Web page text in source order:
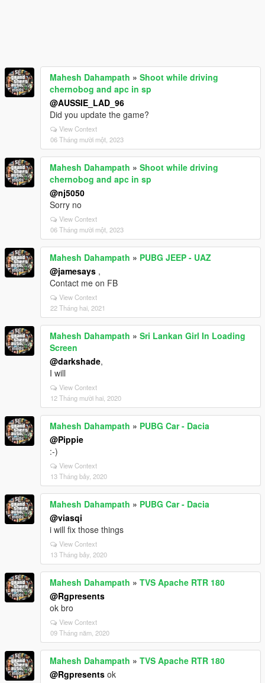
Mahesh Dahampath » Shoot while driving
chernobog and apc in sp
@AUSSIE_LAD_96
Did you update the game?
View Context
06 Tháng mười một, 2023
Mahesh Dahampath » Shoot while driving
chernobog and apc in sp
@nj5050
Sorry no
View Context
06 Tháng mười một, 2023
Mahesh Dahampath » PUBG JEEP - UAZ
@jamesays ,
Contact me on FB
View Context
22 Tháng hai, 2021
Mahesh Dahampath » Sri Lankan Girl In Loading
Screen
@darkshade,
I will
View Context
12 Tháng mười hai, 2020
Mahesh Dahampath » PUBG Car - Dacia
@Pippie
:-)
View Context
13 Tháng bảy, 2020
Mahesh Dahampath » PUBG Car - Dacia
@viasqi
i will fix those things
View Context
13 Tháng bảy, 2020
Mahesh Dahampath » TVS Apache RTR 180
@Rgpresents
ok bro
View Context
09 Tháng năm, 2020
Mahesh Dahampath » TVS Apache RTR 180
@Rgpresents ok